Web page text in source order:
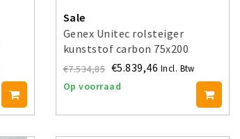
Sale
Genex Unitec rolsteiger
kunststof carbon 75x200
werkhoogte 4 m
€7.534,85 €5.839,46 Incl. Btw
Op voorraad